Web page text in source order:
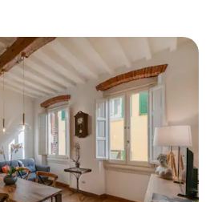
u hostů